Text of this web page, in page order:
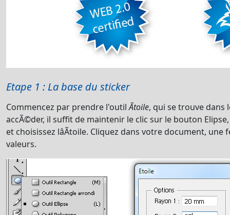
Etape 1 : La base du sticker
Commencez par prendre l'outilÃtoile, qui se trouve dans
accÃ©der, il suffit de maintenir le clic sur le bouton
et choisissez lâÃtoile. Cliquez dans votre document,
valeurs.